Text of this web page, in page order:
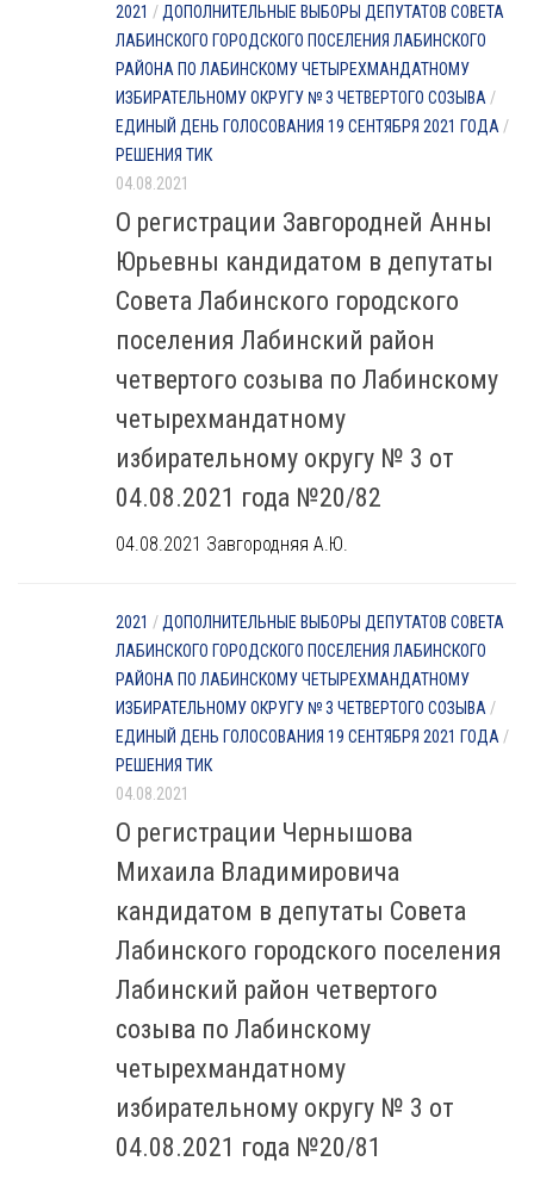
2021 / ДОПОЛНИТЕЛЬНЫЕ ВЫБОРЫ ДЕПУТАТОВ СОВЕТА
ЛАБИНСКОГО ГОРОДСКОГО ПОСЕЛЕНИЯ ЛАБИНСКОГО
РАЙОНА ПО ЛАБИНСКОМУ ЧЕТЫРЕХМАНДАТНОМУ
ИЗБИРАТЕЛЬНОМУ ОКРУГУ № 3 ЧЕТВЕРТОГО СОЗЫВА /
ЕДИНЫЙ ДЕНЬ ГОЛОСОВАНИЯ 19 СЕНТЯБРЯ 2021 ГОДА /
РЕШЕНИЯ ТИК
04.08.2021
О регистрации Завгородней Анны
Юрьевны кандидатом в депутаты
Совета Лабинского городского
поселения Лабинский район
четвертого созыва по Лабинскому
четырехмандатному
избирательному округу № 3 от
04.08.2021 года №20/82
04.08.2021 Завгородняя А.Ю.
2021 / ДОПОЛНИТЕЛЬНЫЕ ВЫБОРЫ ДЕПУТАТОВ СОВЕТА
ЛАБИНСКОГО ГОРОДСКОГО ПОСЕЛЕНИЯ ЛАБИНСКОГО
РАЙОНА ПО ЛАБИНСКОМУ ЧЕТЫРЕХМАНДАТНОМУ
ИЗБИРАТЕЛЬНОМУ ОКРУГУ № 3 ЧЕТВЕРТОГО СОЗЫВА /
ЕДИНЫЙ ДЕНЬ ГОЛОСОВАНИЯ 19 СЕНТЯБРЯ 2021 ГОДА /
РЕШЕНИЯ ТИК
04.08.2021
О регистрации Чернышова
Михаила Владимировича
кандидатом в депутаты Совета
Лабинского городского поселения
Лабинский район четвертого
созыва по Лабинскому
четырехмандатному
избирательному округу № 3 от
04.08.2021 года №20/81